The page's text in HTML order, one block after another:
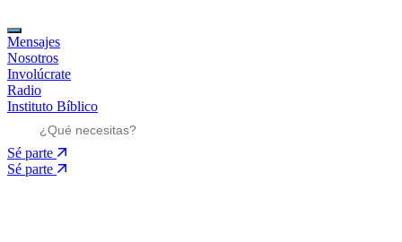
Mensajes
Nosotros
Involúcrate
Radio
Instituto Bíblico
Sé parte
Sé parte